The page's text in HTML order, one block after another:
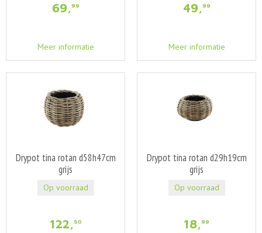
69,99
Meer informatie
49,99
Meer informatie
Drypot tina rotan d58h47cm
grijs
122,50
Op voorraad
Drypot tina rotan d29h19cm
grijs
18,99
Op voorraad